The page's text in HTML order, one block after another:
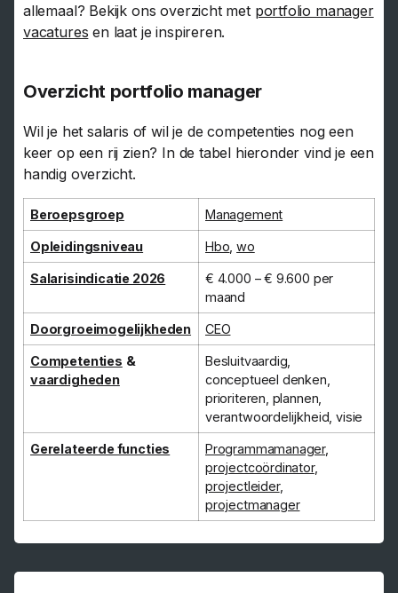
allemaal? Bekijk ons overzicht met portfolio manager
vacatures en laat je inspireren.
Overzicht portfolio manager
Wil je het salaris of wil je de competenties nog een
keer op een rij zien? In de tabel hieronder vind je een
handig overzicht.
Beroepsgroep Management
Opleidingsniveau Hbo ,wo
Salarisindicatie 2026
€ 4.000 – € 9.600 per
maand
Doorgroeimogelijkheden CEO
Competenties &
vaardigheden
Besluitvaardig,
conceptueel denken,
prioriteren, plannen,
verantwoordelijkheid, visie
Gerelateerde functies Programmamanager,
projectcoördinator,
projectleider,
projectmanager